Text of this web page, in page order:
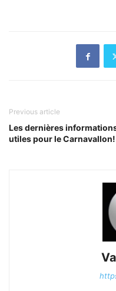
Previous article
Les dernières
utiles pour le Carnavallon!